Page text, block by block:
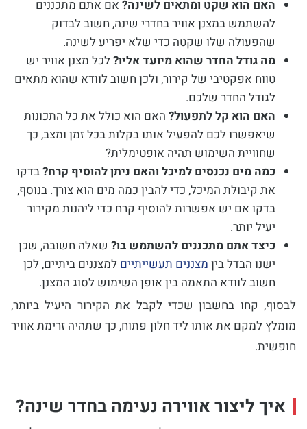
האם הוא שקט ומתאים לשינה? אם אתם מתכננים
להשתמש במצנן אוויר בחדרי שינה, חשוב לבדוק
שהפעולה שלו שקטה כדי שלא יפריע לשינה.
מה גודל החדר שהוא מיועד אליו? לכל מצנן אוויר יש
טווח אפקטיבי של קירור, ולכן חשוב לוודא שהוא מתאים
לגודל החדר שלכם.
האם הוא קל לתפעול? האם הוא כולל את כל התכונות
שיאפשרו לכם להפעיל אותו בקלות בכל זמן ומצב, כך
שחוויית השימוש תהיה אופטימלית?
כמה מים נכנסים למיכל והאם ניתן להוסיף קרח?בדקו
את קיבולת המיכל, כדי להבין כמה מים הוא צורך. בנוסף,
בדקו אם יש אפשרות להוסיף קרח כדי ליהנות מקירור
יעיל יותר.
כיצד אתם מתכננים להשתמש בו? שאלה חשובה, שכן
ישנו הבדל ביןמצננים תעשייתיים למצננים ביתיים, לכן
חשוב לוודא התאמה בין אופן השימוש לסוג המצנן.
לבסוף, קחו בחשבון שכדי לקבל את הקירור היעיל ביותר,
מומלץ למקם את אותו ליד חלון פתוח, כך שתהיה זרימת אוויר
חופשית.
איך ליצור אווירה נעימה בחדר שינה?